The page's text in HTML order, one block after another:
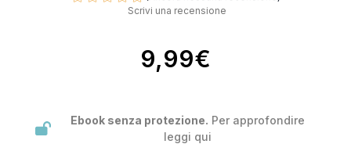
Scrivi una recensione
9,99€
Ebook senza protezione. Per approfondire
leggi qui